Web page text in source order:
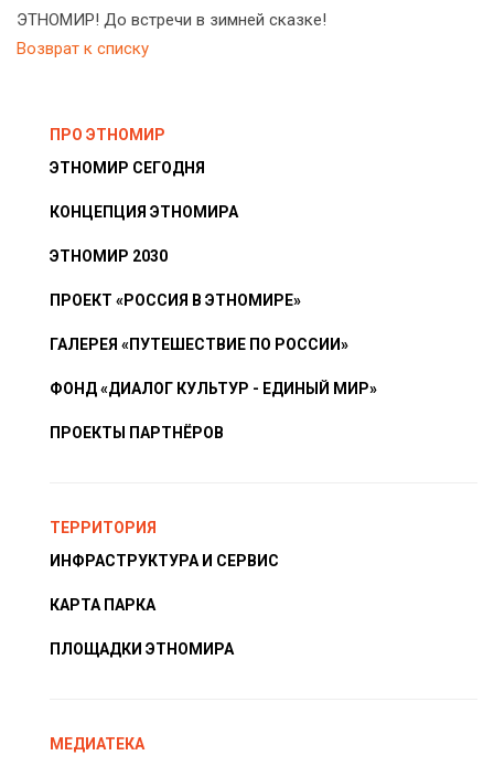
ЭТНОМИР! До встречи в зимней сказке!
Возврат к списку
ПРО ЭТНОМИР
ЭТНОМИР СЕГОДНЯ
КОНЦЕПЦИЯ ЭТНОМИРА
ЭТНОМИР 2030
ПРОЕКТ «РОССИЯ В ЭТНОМИРЕ»
ГАЛЕРЕЯ «ПУТЕШЕСТВИЕ ПО РОССИИ»
ФОНД «ДИАЛОГ КУЛЬТУР - ЕДИНЫЙ МИР»
ПРОЕКТЫ ПАРТНЁРОВ
ТЕРРИТОРИЯ
ИНФРАСТРУКТУРА И СЕРВИС
КАРТА ПАРКА
ПЛОЩАДКИ ЭТНОМИРА
МЕДИАТЕКА